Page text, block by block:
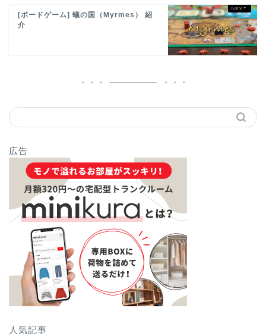
[ボードゲーム] 蟻の国（Myrmes） 紹
介
広告
人気記事